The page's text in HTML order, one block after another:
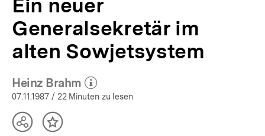
Ein neuer
Generalsekretär im
alten Sowjetsystem
Heinz Brahm
(Mehr zum Autor)
öffnen
07.11.1987 / 22 Minuten zu lesen
TeilenInhalt